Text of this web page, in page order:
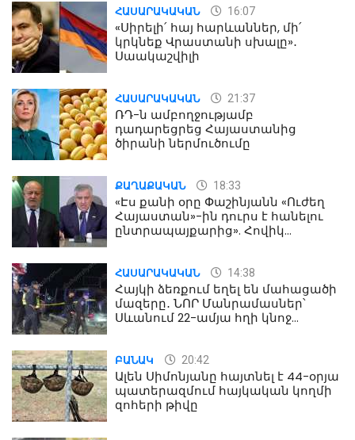
ՀԱՍԱՐԱԿԱԿԱՆ 16:07
«Սիրելի՛ հայ հարևաններ, մի՛
կրկնեք Վրաստանի սխալը»․
Սաակաշվիլի
ՀԱՍԱՐԱԿԱԿԱՆ 21:37
ՌԴ-ն ամբողջությամբ
դադարեցրեց Հայաստանից
ծիրանի ներմուծումը
ՔԱՂԱՔԱԿԱՆ 18:33
«Էս քանի օրը Փաշինյանն «Ուժեղ
Հայաստան»-ին դուրս է հանելու
ընտրապայքարից». Հովիկ
ՀԱՍԱՐԱԿԱԿԱՆ 14:38
Հայկի ձեռքում եղել են մահացածի
մազերը․ ՆՈՐ Մանրամասներ՝
Սևանում 22-ամյա հղի կնոջ
ԲԱՆԱԿ 20:42
Ալեն Սիմոնյանը հայտնել է 44-օրյա
պատերազմում հայկական կողմի
զոհերի թիվը